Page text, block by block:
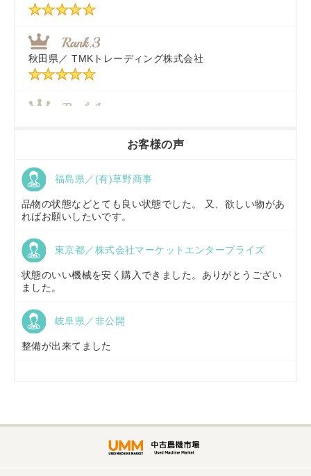
東京都／
秋田県／ TMKトレーディング株式会社
秋田県／ TMKトレーディング株式会社
京都府／
福島県／(有)草野商事
山形県／株式会社ノーキステージ
株式会社トミタモータース
お客様の声
福島県／(有)草野商事
品物の状態などとても良い状態でした。 又、欲しい物があ
ればお願いしたいです。
東京都／株式会社マーケットエンタープライズ
状態のいい機械を安く購入できました。ありがとうござい
ました。
岐阜県／非公開
整備が出来てました